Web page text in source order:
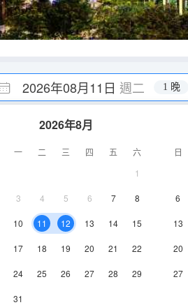
2026年08月11日 週二 1 晚
2026年8月
一 二 三 四 五
六
1
3 4 5 6 7 8
10 11 12 13 14 15
17 18 19 20 21 22
24 25 26 27 28 29
31
日
6
13
20
27
商·大床房（特大
30-35㎡
角·大床房（全屋